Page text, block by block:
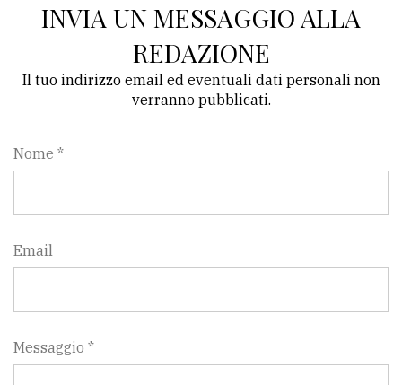
INVIA UN MESSAGGIO ALLA
REDAZIONE
Il tuo indirizzo email ed eventuali dati personali non
verranno pubblicati.
Nome *
Email
Messaggio *